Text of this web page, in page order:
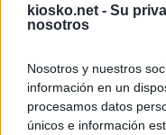
kiosko.net - Su
nosotros
Nosotros y nuestros
información en un
procesamos datos
únicos e información